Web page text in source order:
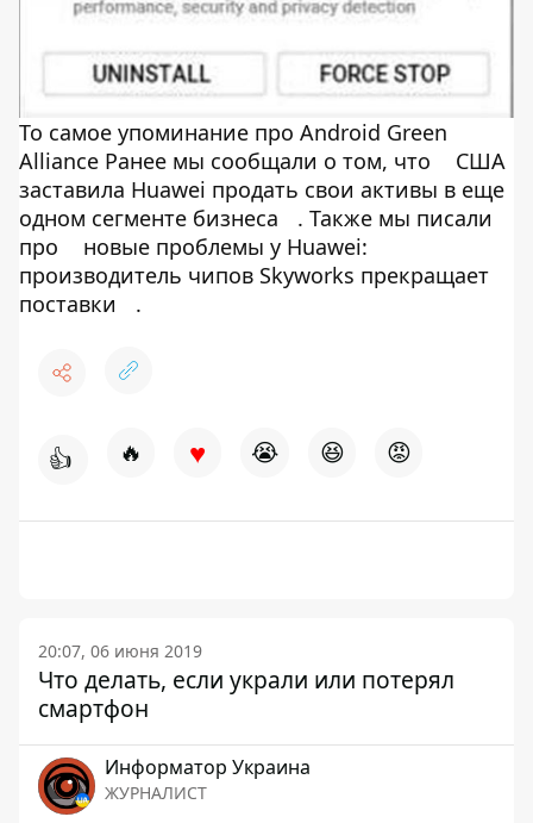
То самое упоминание про Android Green
Alliance Ранее мы сообщали о том, что
США
заставила Huawei продать свои активы в еще
одном сегменте бизнеса
. Также мы писали
про
новые проблемы у Huawei:
производитель чипов Skyworks прекращает
поставки
.
👍 🔥 ♥ 😭 😆 😡
20:07, 06 июня 2019
Что делать, если украли или потерял
смартфон
Информатор Украина
ЖУРНАЛИСТ